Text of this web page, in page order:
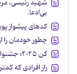
شهید رئیسی،
بی‌ادعا.
کدهای پیشواز
چطور خودمان را از نظر ذهنی
کن ۲۰۲۵؛ جشنواره‌ای علیه خانواده
راز افرادی که